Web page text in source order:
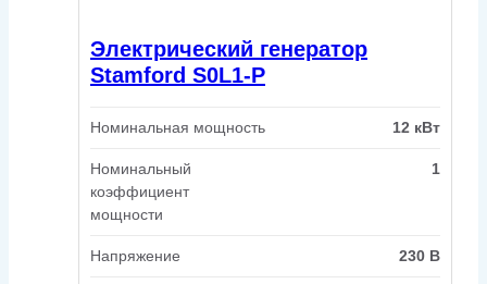
Электрический генератор
Stamford S0L1-P
Номинальная мощность 12 кВт
Номинальный
коэффициент
мощности
1
Напряжение 230 В